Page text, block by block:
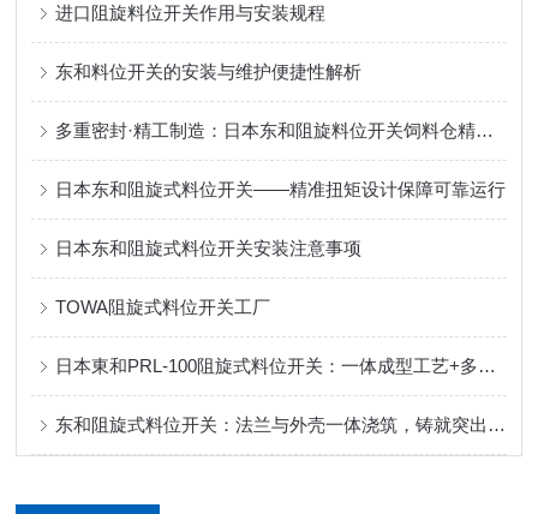
进口阻旋料位开关作用与安装规程
东和料位开关的安装与维护便捷性解析
多重密封·精工制造：日本东和阻旋料位开关饲料仓精准控料
日本东和阻旋式料位开关——精准扭矩设计保障可靠运行
日本东和阻旋式料位开关安装注意事项
TOWA阻旋式料位开关工厂
日本東和PRL-100阻旋式料位开关：一体成型工艺+多重密封，定义可靠防护！
东和阻旋式料位开关：法兰与外壳一体浇筑，铸就突出性能